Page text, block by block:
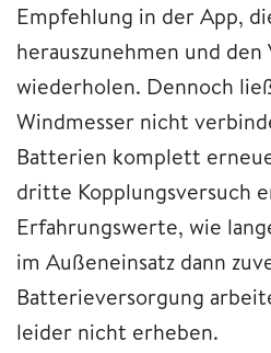
Empfehlung in der App,
herauszunehmen und den
wiederholen. Dennoch
Windmesser nicht
Batterien komplett
dritte Kopplungsversuch
Erfahrungswerte, wie
im Außeneinsatz dann
Batterieversorgung
leider nicht erheben.